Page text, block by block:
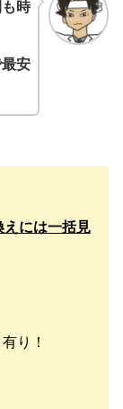
時
安
えには一括見
り！